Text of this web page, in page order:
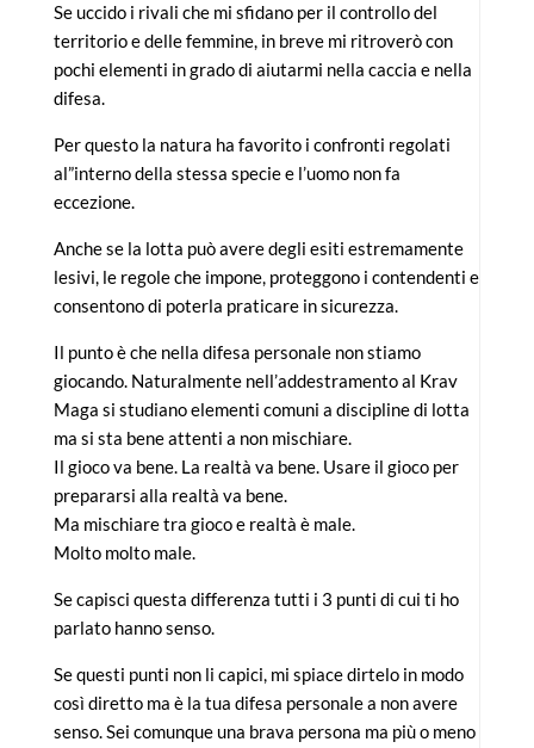
Se uccido i rivali che mi sfidano per il controllo del
territorio e delle femmine, in breve mi ritroverò con
pochi elementi in grado di aiutarmi nella caccia e nella
difesa.
Per questo la natura ha favorito i confronti regolati
al”interno della stessa specie e l’uomo non fa
eccezione.
Anche se la lotta può avere degli esiti estremamente
lesivi, le regole che impone, proteggono i contendenti e
consentono di poterla praticare in sicurezza.
Il punto è che nella difesa personale non stiamo
giocando.Naturalmente nell’addestramento al Krav
Maga si studiano elementi comuni a discipline di lotta
ma si sta bene attenti a non mischiare.
Il gioco va bene. La realtà va bene. Usare il gioco per
prepararsi alla realtà va bene.
Ma mischiare tra gioco e realtà è male.
Molto molto male.
Se capisci questa differenza tutti i 3 punti di cui ti ho
parlato hanno senso.
Se questi punti non li capici, mi spiace dirtelo in modo
così diretto ma è la tua difesa personale a non avere
senso.Sei comunque una brava persona ma più o meno